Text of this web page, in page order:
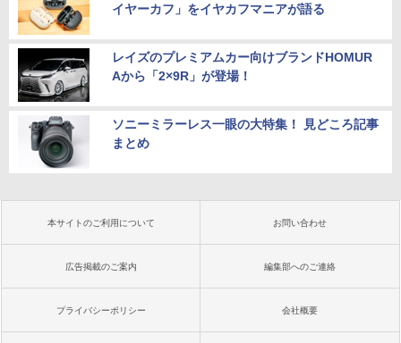
イヤーカフ」をイヤカフマニアが語る
レイズのプレミアムカー向けブランドHOMUR
Aから「2×9R」が登場！
ソニーミラーレス一眼の大特集！ 見どころ記事
まとめ
本サイトのご利用について お問い合わせ
広告掲載のご案内 編集部へのご連絡
プライバシーポリシー 会社概要